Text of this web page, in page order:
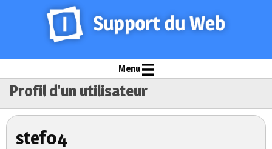
Menu
Profil d'un utilisateur
stef04